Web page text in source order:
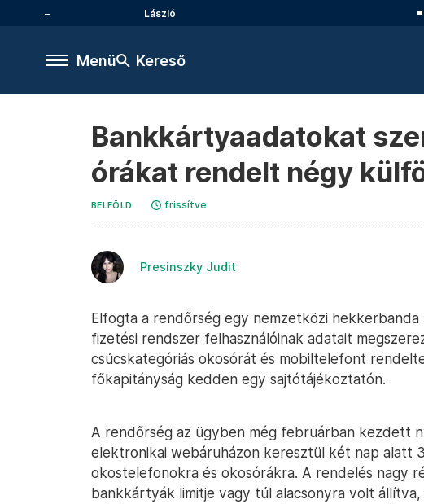
László
Menü Kereső
Bankkártyaadatokat
órákat rendelt négy
BELFÖLD frissítve
Presinszky Judit
Elfogta a rendőrség egy nemzetközi
fizetési rendszer felhasználóinak adatait
csúcskategóriás okosórát és mobiltelefont
főkapitányság kedden egy sajtótájékoztatón.
A rendőrség az ügyben még februárban kezdett
elektronikai webáruházon keresztül két nap alatt
okostelefonokra és okosórákra. A rendelés nagy
bankkártyák limitje vagy túl alacsonyra volt